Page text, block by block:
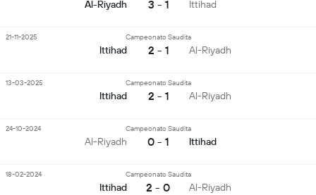
Al-Riyadh 3 - 1 Ittihad
Ittihad
Campeonato Saudita
2 - 1 Al-Riyadh
21-11-2025
Ittihad
Campeonato Saudita
2 - 1 Al-Riyadh
13-03-2025
Al-Riyadh
Campeonato Saudita
0 - 1 Ittihad
24-10-2024
Ittihad
Campeonato Saudita
2 - 0 Al-Riyadh
18-02-2024